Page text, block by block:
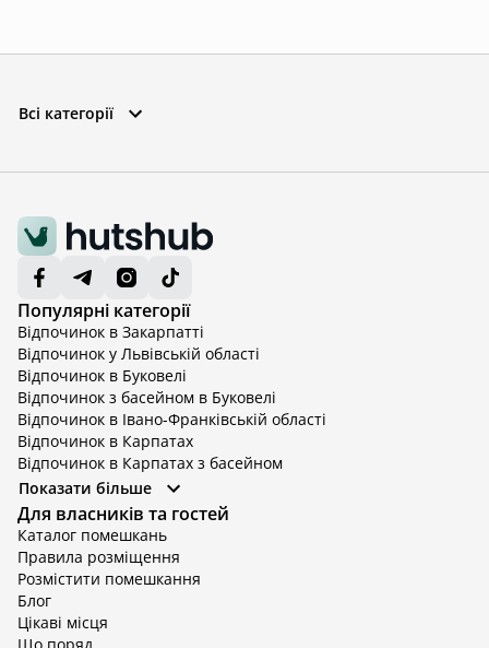
Всі категорії
Популярні категорії
Відпочинок в Закарпатті
Відпочинок у Львівській області
Відпочинок в Буковелі
Відпочинок з басейном в Буковелі
Відпочинок в Івано-Франківській області
Відпочинок в Карпатах
Відпочинок в Карпатах з басейном
Відпочинок в Київській області
Відпочинок в Київській області з басейном
Відпочинок в Тернопільській області
Відпочинок у Вінницькій області
Відпочинок в Яремче
Відпочинок у Львівській області з басейном
Відпочинок з басейном в Тернопільській області
Показати більше
Для власників та гостей
Каталог помешкань
Правила розміщення
Розмістити помешкання
Блог
Цікаві місця